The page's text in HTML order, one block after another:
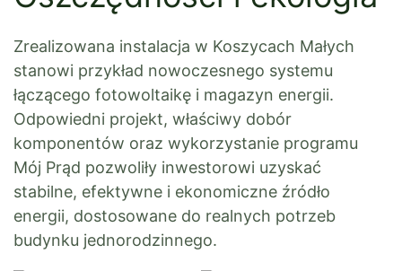
Zrealizowana instalacja w Koszycach Małych
stanowi przykład nowoczesnego systemu
łączącego fotowoltaikę i magazyn energii.
Odpowiedni projekt, właściwy dobór
komponentów oraz wykorzystanie programu
Mój Prąd pozwoliły inwestorowi uzyskać
stabilne, efektywne i ekonomiczne źródło
energii, dostosowane do realnych potrzeb
budynku jednorodzinnego.